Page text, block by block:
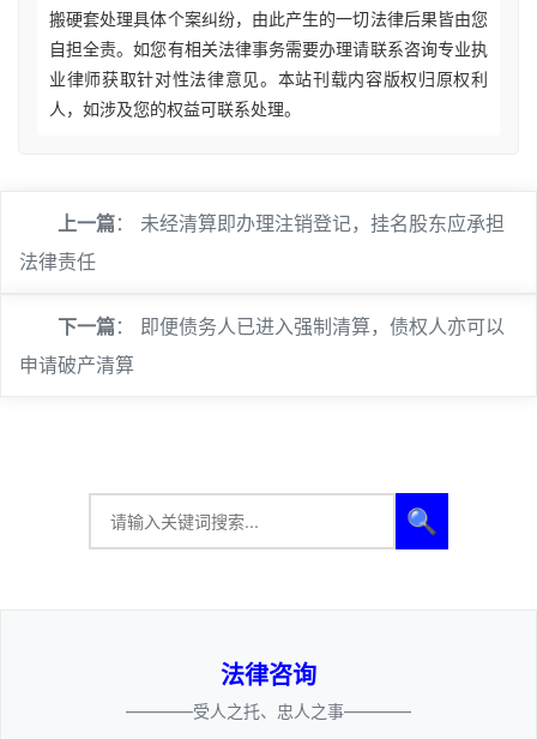
搬硬套处理具体个案纠纷，由此产生的一切法律后果皆由您
自担全责。如您有相关法律事务需要办理请联系咨询专业执
业律师获取针对性法律意见。本站刊载内容版权归原权利
人，如涉及您的权益可联系处理。
上一篇： 未经清算即办理注销登记，挂名股东应承担
法律责任
下一篇： 即便债务人已进入强制清算，债权人亦可以
申请破产清算
🔍
法律咨询
————受人之托、忠人之事————